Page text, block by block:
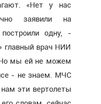
«Нет у нас
заявили на
одну, -
главный врач НИИ
мы ей не можем
- не знаем. МЧС
эти вертолеты